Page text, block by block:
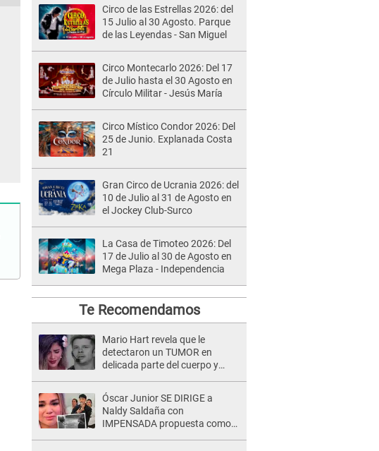
Circo de las Estrellas 2026: del
15 Julio al 30 Agosto. Parque
de las Leyendas - San Miguel
Circo Montecarlo 2026: Del 17
de Julio hasta el 30 Agosto en
Círculo Militar - Jesús María
Circo Místico Condor 2026: Del
25 de Junio. Explanada Costa
21
Gran Circo de Ucrania 2026: del
10 de Julio al 31 de Agosto en
el Jockey Club-Surco
La Casa de Timoteo 2026: Del
17 de Julio al 30 de Agosto en
Mega Plaza - Independencia
Te Recomendamos
Mario Hart revela que le
detectaron un TUMOR en
delicada parte del cuerpo y
muy fuertes..."
Óscar Junior SE DIRIGE a
Naldy Saldaña con
IMPENSADA propuesta como